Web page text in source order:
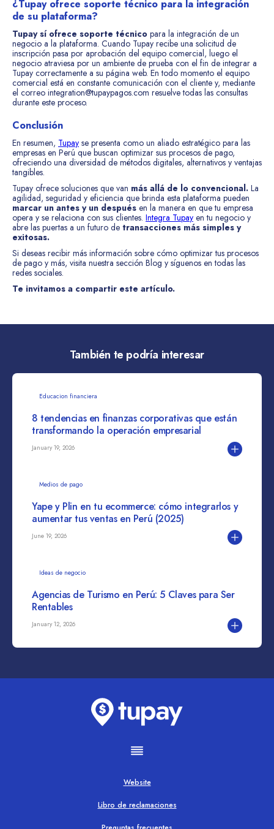
¿Tupay ofrece soporte técnico para la integración
de su plataforma?
Tupay sí ofrece soporte técnico para la integración de un
negocio a la plataforma. Cuando Tupay recibe una solicitud de
inscripción pasa por aprobación del equipo comercial, luego el
negocio atraviesa por un ambiente de prueba con el fin de integrar a
Tupay correctamente a su página web. En todo momento el equipo
comercial está en constante comunicación con el cliente y, mediante
el correo integration@tupaypagos.com resuelve todas las consultas
durante este proceso.
Conclusión
En resumen, Tupay se presenta como un aliado estratégico para las
empresas en Perú que buscan optimizar sus procesos de pago,
ofreciendo una diversidad de métodos digitales, alternativos y ventajas
tangibles.
Tupay ofrece soluciones que van más allá de lo convencional. La
agilidad, seguridad y eficiencia que brinda esta plataforma pueden
marcar un antes y un después en la manera en que tu empresa
opera y se relaciona con sus clientes. Integra Tupay en tu negocio y
abre las puertas a un futuro de transacciones más simples y
exitosas.
Si deseas recibir más información sobre cómo optimizar tus procesos
de pago y más, visita nuestra sección Blog y síguenos en todas las
redes sociales.
Te invitamos a compartir este artículo.
También te podría interesar
Educacion financiera
8 tendencias en finanzas corporativas que están
transformando la operación empresarial
January 19, 2026
Medios de pago
Yape y Plin en tu ecommerce: cómo integrarlos y
aumentar tus ventas en Perú (2025)
June 19, 2026
Ideas de negocio
Agencias de Turismo en Perú: 5 Claves para Ser
Rentables
January 12, 2026
Website
Libro de reclamaciones